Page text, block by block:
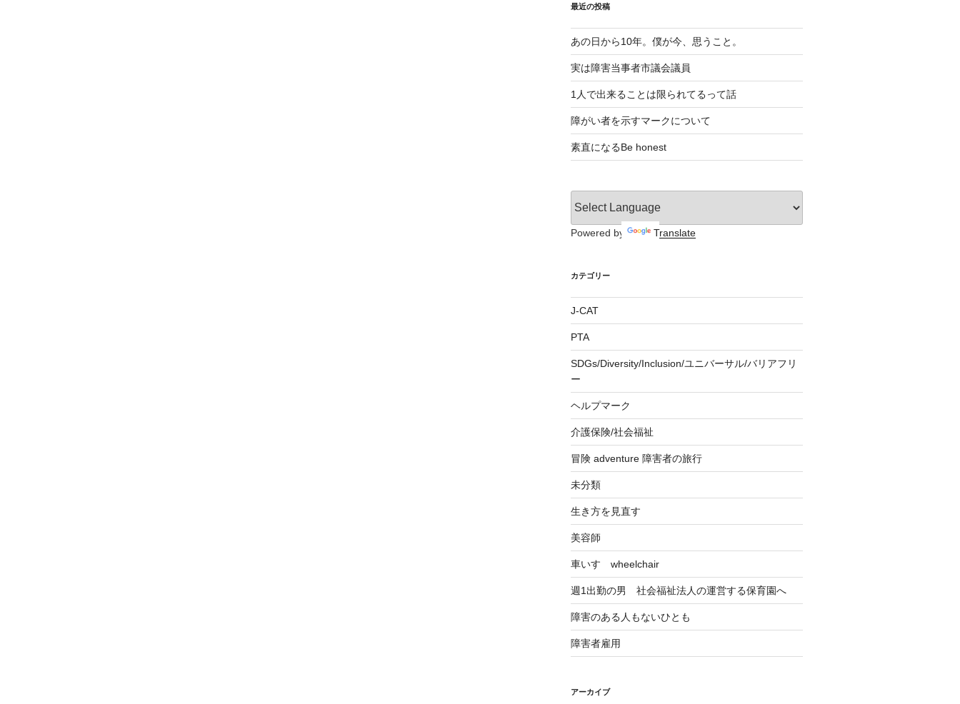
最近の投稿
あの日から10年。僕が今、思うこと。
実は障害当事者市議会議員
1人で出来ることは限られてるって話
障がい者を示すマークについて
素直になるBe honest
Powered by Translate
カテゴリー
J-CAT
PTA
SDGs/Diversity/Inclusion/ユニバーサル/バリアフリ
ー
ヘルプマーク
介護保険/社会福祉
冒険 adventure 障害者の旅行
未分類
生き方を見直す
美容師
車いす wheelchair
週1出勤の男 社会福祉法人の運営する保育園へ
障害のある人もないひとも
障害者雇用
アーカイブ